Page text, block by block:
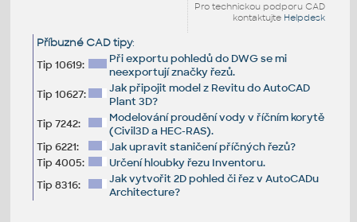
Pro technickou podporu CAD
kontaktujte Helpdesk
Příbuzné CAD tipy:
Tip 10619:
Při exportu pohledů do DWG se mi
neexportují značky řezů.
Tip 10627:
Jak připojit model z Revitu do AutoCAD
Plant 3D?
Tip 7242:
Modelování proudění vody v říčním korytě
(Civil3D a HEC-RAS).
Tip 6221:
Jak upravit staničení příčných řezů?
Tip 4005:
Určení hloubky řezu Inventoru.
Tip 8316:
Jak vytvořit 2D pohled či řez v AutoCADu
Architecture?